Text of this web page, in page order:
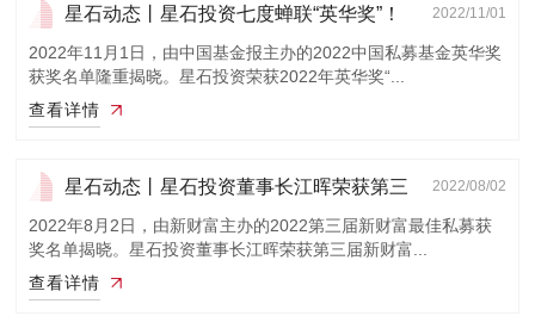
星石动态丨星石投资七度蝉联“英华奖”！ 2022/11/01
2022年11月1日，由中国基金报主办的2022中国私募基金英华奖
获奖名单隆重揭晓。星石投资荣获2022年英华奖“...
查看详情
星石动态丨星石投资董事长江晖荣获第三
届新财富...
2022/08/02
2022年8月2日，由新财富主办的2022第三届新财富最佳私募获
奖名单揭晓。星石投资董事长江晖荣获第三届新财富...
查看详情